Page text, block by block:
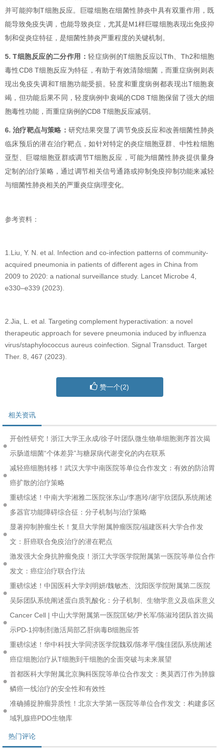
并可能抑制T细胞反应。巨噬细胞在细菌性肺炎中具有双重作用，既
能导致免疫失调，也能导致炎症，尤其是M1样巨噬细胞表现出免疫抑
制和促炎症特征，是细菌性肺炎严重程度的关键机制。
5. T细胞反应的二分作用：轻症病例的T细胞反应以Tfh、Th2和细胞
毒性CD8 T细胞反应为特征，有助于有效清除细菌，而重症病例则表
现出免疫失调和T细胞功能受损。轻度和重度病例都表现出T细胞衰
竭，但功能后果不同，轻度病例中衰竭的CD8 T细胞保留了强大的细
胞毒性功能，而重症病例的CD8 T细胞反应减弱。
6. 治疗靶点与策略： 研究结果突显了调节免疫反应和改善细菌性肺炎
临床预后的潜在治疗靶点，如针对特定的炎症细胞亚群、中性粒细胞
亚型、巨噬细胞亚群或调节T细胞反应，可能为细菌性肺炎提供量身
定制的治疗策略，通过调节相关信号通路或抑制免疫抑制功能来减轻
与细菌性肺炎相关的严重炎症病理变化。
参考资料：
1.Liu, Y. N. et al. Infection and co-infection patterns of community-
acquired pneumonia in patients of different ages in China from
2009 to 2020: a national surveillance study. Lancet Microbe 4,
e330–e339 (2023).
2.Jia, L. et al. Targeting complement hyperactivation: a novel
therapeutic approach for severe pneumonia induced by influenza
virus/staphylococcus aureus coinfection. Signal Transduct. Target
Ther. 8, 467 (2023).
赞一个(2)
相关资讯
开创性研究！浙江大学王永成/徐子叶团队微生物单细胞测序首次揭
示肠道细菌“个体差异”与糖尿病代谢变化的内在联系
减轻癌细胞转移！武汉大学中南医院等单位合作发文：有效的防治胃
癌扩散的治疗策略
重磅综述！中南大学湘雅二医院张东山/李惠玲/谢宇欣团队系统阐述
多器官功能障碍综合征：分子机制与治疗策略
显著抑制肿瘤生长！复旦大学附属肿瘤医院/福建医科大学合作发
文：肝癌联合免疫治疗的潜在靶点
激发强大全身抗肿瘤免疫！浙江大学医学院附属第一医院等单位合作
发文：癌症治疗联合疗法
重磅综述！中国医科大学刘明妍/魏敏杰、沈阳医学院附属第二医院
吴际团队系统阐述蛋白质乳酸化：分子机制、生物学意义及临床意义
Cancer Cell | 中山大学附属第一医院匡铭/尹长军/陈淑玲团队首次揭
示PD-1抑制剂激活局部乙肝病毒B细胞应答
重磅综述！华中科技大学同济医学院魏双/陈孝平/隗佳团队系统阐述
癌症细胞治疗从T细胞到干细胞的全面突破与未来展望
首都医科大学附属北京胸科医院等单位合作发文：奥莫西汀作为肺腺
鳞癌一线治疗的安全性和有效性
准确捕捉肿瘤异质性！北京大学第一医院等单位合作发文：构建多区
域乳腺癌PDO生物库
热门评论